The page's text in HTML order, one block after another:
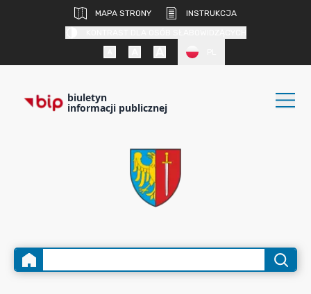
MAPA STRONY
INSTRUKCJA
biuletyn
informacji publicznej